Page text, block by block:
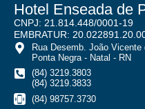
Hotel Enseada de
CNPJ: 21.814.448/0001-19
EMBRATUR:
Rua Desemb. João
Ponta Negra - Natal - RN
(84) 3219.3803
(84) 3219.3833
(84) 98757.3730